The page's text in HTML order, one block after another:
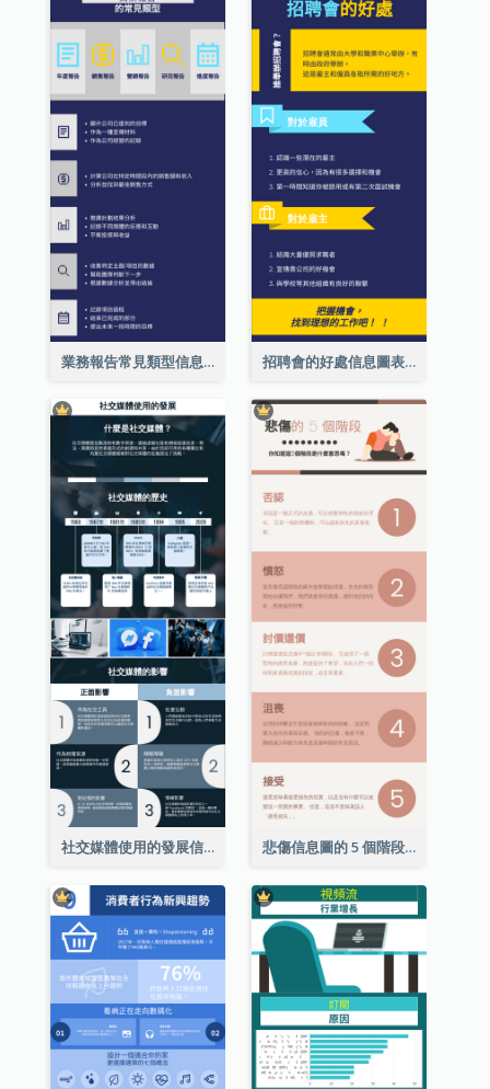
業務報告常見類型信息圖表 招聘會的好處信息圖表
社交媒體使用的發展信息圖表 悲傷信息圖的 5 個階段（附解釋）